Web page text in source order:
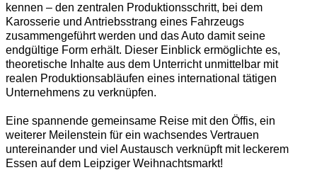
kennen – den zentralen Produktionsschritt, bei dem
Karosserie und Antriebsstrang eines Fahrzeugs
zusammengeführt werden und das Auto damit seine
endgültige Form erhält. Dieser Einblick ermöglichte es,
theoretische Inhalte aus dem Unterricht unmittelbar mit
realen Produktionsabläufen eines international tätigen
Unternehmens zu verknüpfen.
Eine spannende gemeinsame Reise mit den Öffis, ein
weiterer Meilenstein für ein wachsendes Vertrauen
untereinander und viel Austausch verknüpft mit leckerem
Essen auf dem Leipziger Weihnachtsmarkt!